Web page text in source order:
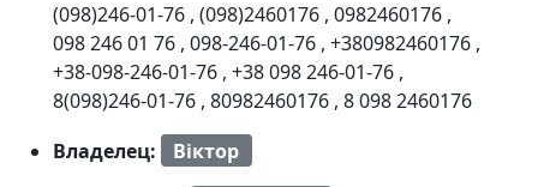
(098)246-01-76 , (098)2460176 , 0982460176 ,
098 246 01 76 , 098-246-01-76 , +380982460176 ,
+38-098-246-01-76 , +38 098 246-01-76 ,
8(098)246-01-76 , 80982460176 , 8 098 2460176
Владелец:
Віктор